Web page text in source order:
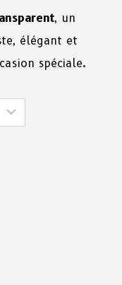
, un
élégant et
spéciale.